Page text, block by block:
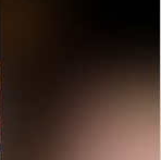
zu fassen
wo sie
sicherlich
der Leine